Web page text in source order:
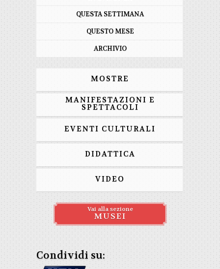
QUESTA SETTIMANA
QUESTO MESE
ARCHIVIO
MOSTRE
MANIFESTAZIONI E
SPETTACOLI
EVENTI CULTURALI
DIDATTICA
VIDEO
Vai alla sezione
MUSEI
Condividi su: